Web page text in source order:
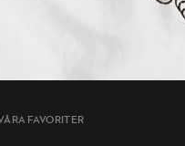
FAVORITER